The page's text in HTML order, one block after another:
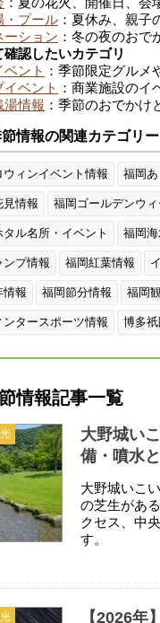
・プール ：夏休み、親子
ーション ：冬の夜のおで
確認したいカテゴリ
ベント ：季節限定グルメ
イベント ：商業施設のイ
湯情報 ：季節のおでか
情報の関連カテゴリー
ウィンイベント情報 福岡
見情報 福岡ゴールデンウ
ル名所・イベント 福岡
ンプ情報 福岡紅葉情報
情報 福岡節分情報 福岡
ンタースポーツ情報 博多
情報記事一覧
大野城い
備・噴水
大野城いこ
の芝生があ
クセス、中
す。
【2026年